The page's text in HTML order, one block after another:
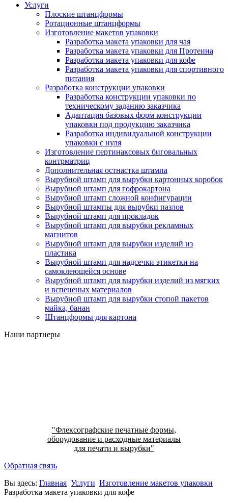
Услуги
Плоские штанцформы
Ротационные штанцформы
Изготовление макетов упаковки
Разработка макета упаковки для чая
Разработка макета упаковки для Протеина
Разработка макета упаковки для кофе
Разработка макета упаковки для спортивного
питания
Разработка конструкции упаковки
Разработка конструкции упаковки по
техническому заданию заказчика
Адаптация базовых форм конструкции
упаковки под продукцию заказчика
Разработка индивидуальной конструкции
упаковки с нуля
Изготовление пертинаксовых биговальных
контрматриц
Дополнительная остнастка штампа
Вырубной штамп для вырубки картонных коробок
Вырубной штамп для гофрокартона
Вырубной штамп сложной конфигурации
Вырубной штампы для вырубки пазлов
Вырубной штамп для прокладок
Вырубной штамп для вырубки рекламных
магнитов
Вырубной штамп для вырубки изделий из
пластика
Вырубной штамп для надсечки этикетки на
самоклеющейся основе
Вырубной штамп для вырубки изделий из мягких
и вспененых материалов
Вырубной штамп для вырубки стопой пакетов
майка, банан
Штанцформы для картона
Наши партнеры
"Флексографские печатные формы,
оборудование и расходные материалы
для печати и вырубки"
Обратная связь
Вы здесь: Главная Услуги Изготовление макетов упаковки
Разработка макета упаковки для кофе